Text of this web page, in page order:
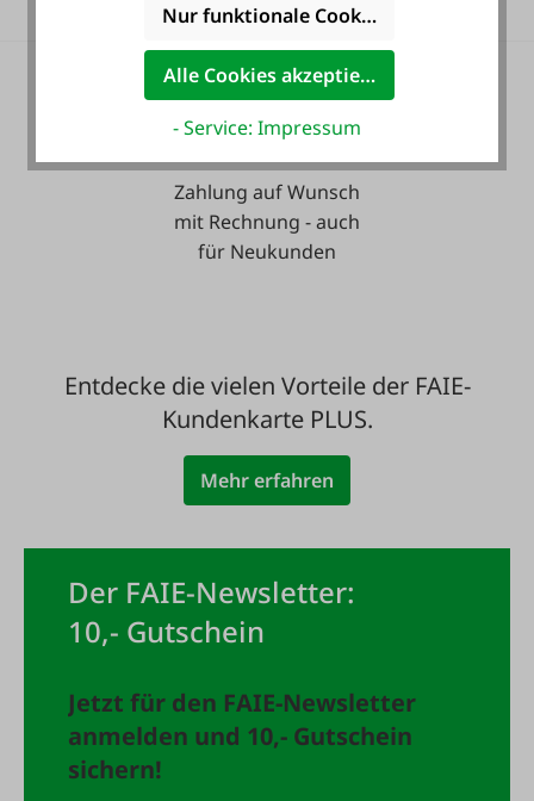
Zahlung auf Wunsch
mit Rechnung - auch
für Neukunden
Entdecke die vielen Vorteile der FAIE-
Kundenkarte PLUS.
Mehr erfahren
Der FAIE-Newsletter:
10,- Gutschein
Jetzt für den FAIE-Newsletter
anmelden und 10,- Gutschein
sichern!
Nur funktionale Cookies akzeptieren
Alle Cookies akzeptieren
- Service: Impressum